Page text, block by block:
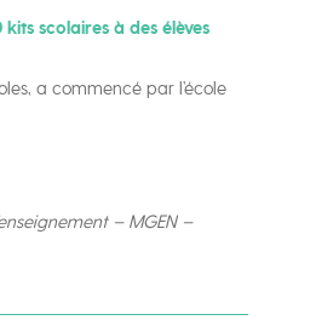
scolaires à des élèves
a commencé par l’école
– MGEN –